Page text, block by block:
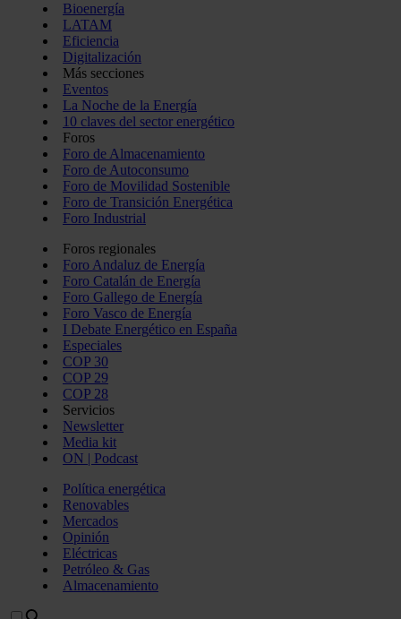
Bioenergía
LATAM
Eficiencia
Digitalización
Más secciones
Eventos
La Noche de la Energía
10 claves del sector energético
Foros
Foro de Almacenamiento
Foro de Autoconsumo
Foro de Movilidad Sostenible
Foro de Transición Energética
Foro Industrial
Foros regionales
Foro Andaluz de Energía
Foro Catalán de Energía
Foro Gallego de Energía
Foro Vasco de Energía
I Debate Energético en España
Especiales
COP 30
COP 29
COP 28
Servicios
Newsletter
Media kit
ON | Podcast
Política energética
Renovables
Mercados
Opinión
Eléctricas
Petróleo & Gas
Almacenamiento